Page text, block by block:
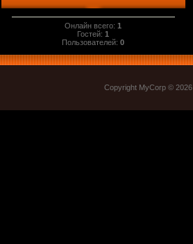
Онлайн всего:1
Гостей:1
Пользователей:0
Copyright MyCorp © 2026